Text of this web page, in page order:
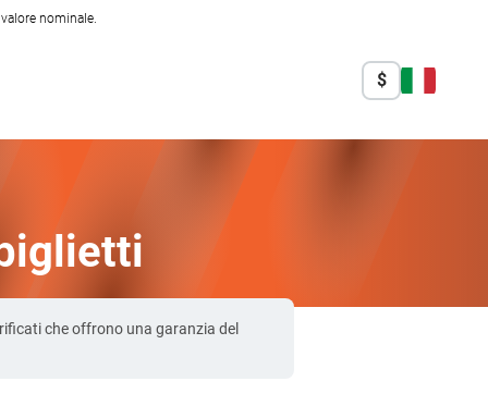
nominale.
$
che offrono una garanzia del